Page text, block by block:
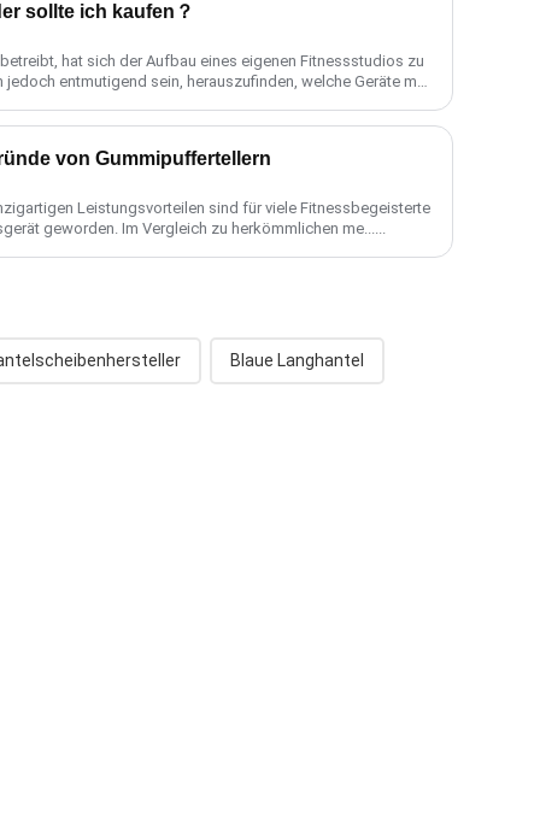
sollte ich kaufen？
hat sich der Aufbau eines eigenen Fitnessstudios zu
entmutigend sein, herauszufinden, welche Geräte man
von Gummipuffertellern
Leistungsvorteilen sind für viele Fitnessbegeisterte
geworden. Im Vergleich zu herkömmlichen me......
Blaue Langhantel